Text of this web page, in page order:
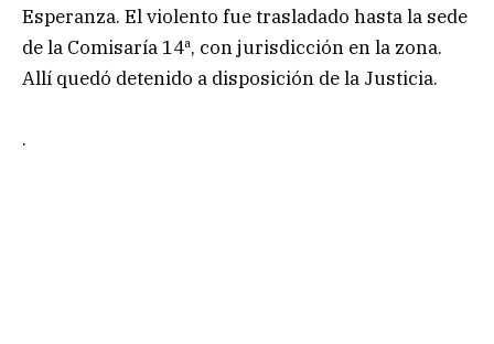
Esperanza. El violento fue trasladado hasta la sede
de la Comisaría 14ª, con jurisdicción en la zona.
Allí quedó detenido a disposición de la Justicia.
.